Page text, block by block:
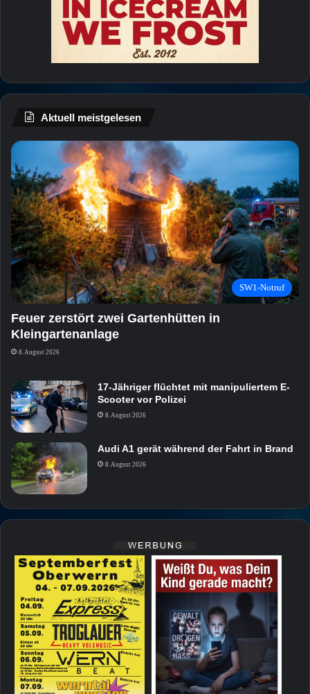
Aktuell meistgelesen
SW1-Notruf
Feuer zerstört zwei Gartenhütten in
Kleingartenanlage
8. August 2026
17-Jähriger flüchtet mit manipuliertem E-
Scooter vor Polizei
8. August 2026
Audi A1 gerät während der Fahrt in Brand
8. August 2026